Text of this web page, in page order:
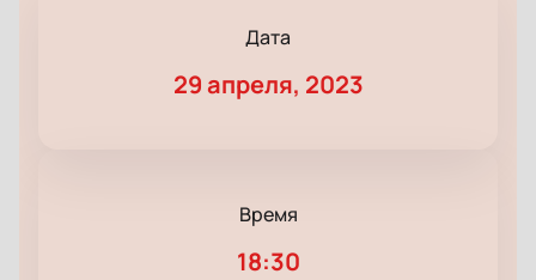
Дата
29 апреля, 2023
Время
18:30